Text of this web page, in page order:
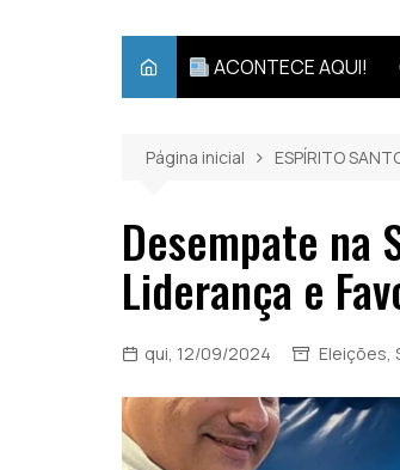
ACONTECE AQUI!
Página inicial ESPÍRITO
Desempate na
Liderança e
qui, 12/09/2024 Eleições,